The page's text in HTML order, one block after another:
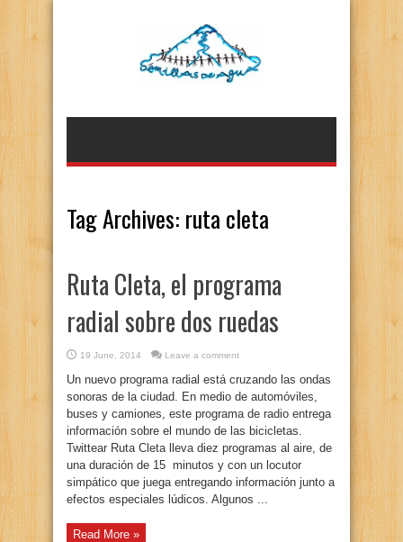
Tag Archives: ruta cleta
Ruta Cleta, el programa
radial sobre dos ruedas
19 June, 2014 Leave a comment
Un nuevo programa radial está cruzando las ondas
sonoras de la ciudad. En medio de automóviles,
buses y camiones, este programa de radio entrega
información sobre el mundo de las bicicletas.
Twittear Ruta Cleta lleva diez programas al aire, de
una duración de 15 minutos y con un locutor
simpático que juega entregando información junto a
efectos especiales lúdicos. Algunos ...
Read More »